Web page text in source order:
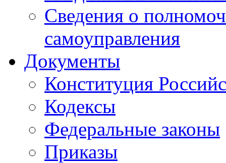
Сведения о
самоуправления
Документы
Конституция
Кодексы
Федеральные законы
Приказы